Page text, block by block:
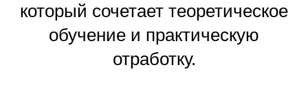
который сочетает теоретическое
обучение и практическую
отработку.